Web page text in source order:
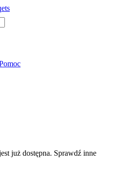
już dostępna. Sprawdź inne